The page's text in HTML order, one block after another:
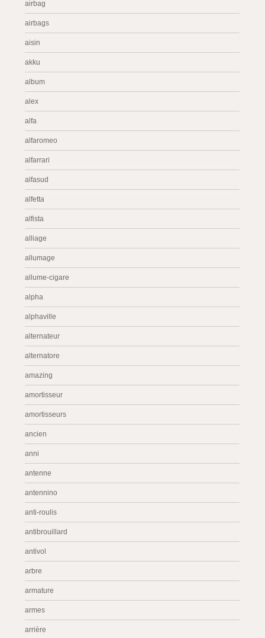
airbag
airbags
aisin
akku
album
alex
alfa
alfaromeo
alfarrari
alfasud
alfetta
alfista
alliage
allumage
allume-cigare
alpha
alphaville
alternateur
alternatore
amazing
amortisseur
amortisseurs
ancien
anni
antenne
antennino
anti-roulis
antibrouillard
antivol
arbre
armature
armes
arrière